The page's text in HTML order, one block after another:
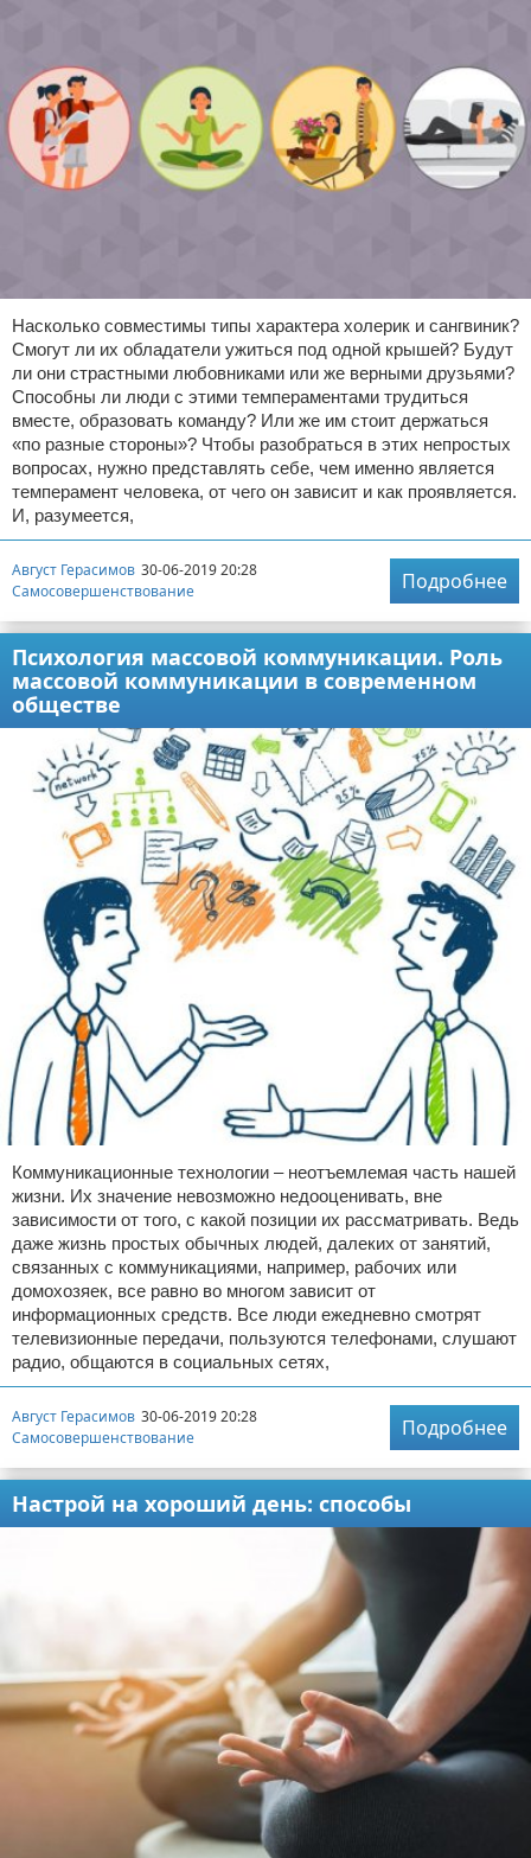
Насколько совместимы типы характера холерик и сангвиник?
Смогут ли их обладатели ужиться под одной крышей? Будут
ли они страстными любовниками или же верными друзьями?
Способны ли люди с этими темпераментами трудиться
вместе, образовать команду? Или же им стоит держаться
«по разные стороны»? Чтобы разобраться в этих непростых
вопросах, нужно представлять себе, чем именно является
темперамент человека, от чего он зависит и как проявляется.
И, разумеется,
Август Герасимов 30-06-2019 20:28
Самосовершенствование
Подробнее
Психология массовой коммуникации. Роль
массовой коммуникации в современном
обществе
Коммуникационные технологии – неотъемлемая часть нашей
жизни. Их значение невозможно недооценивать, вне
зависимости от того, с какой позиции их рассматривать. Ведь
даже жизнь простых обычных людей, далеких от занятий,
связанных с коммуникациями, например, рабочих или
домохозяек, все равно во многом зависит от
информационных средств. Все люди ежедневно смотрят
телевизионные передачи, пользуются телефонами, слушают
радио, общаются в социальных сетях,
Август Герасимов 30-06-2019 20:28
Самосовершенствование
Подробнее
Настрой на хороший день: способы